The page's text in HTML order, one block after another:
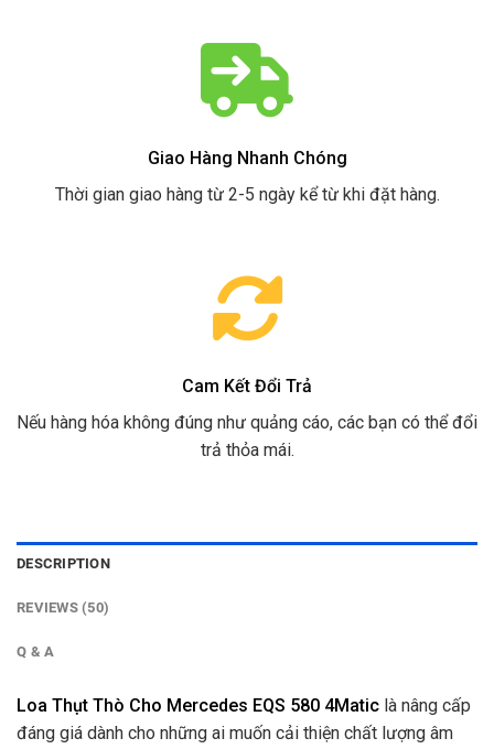
Giao Hàng Nhanh Chóng
Thời gian giao hàng từ 2-5 ngày kể từ khi đặt hàng.
Cam Kết Đổi Trả
Nếu hàng hóa không đúng như quảng cáo, các bạn có thể đổi
trả thỏa mái.
DESCRIPTION
REVIEWS (50)
Q & A
Loa Thụt Thò Cho Mercedes EQS 580 4Matic là nâng cấp
đáng giá dành cho những ai muốn cải thiện chất lượng âm